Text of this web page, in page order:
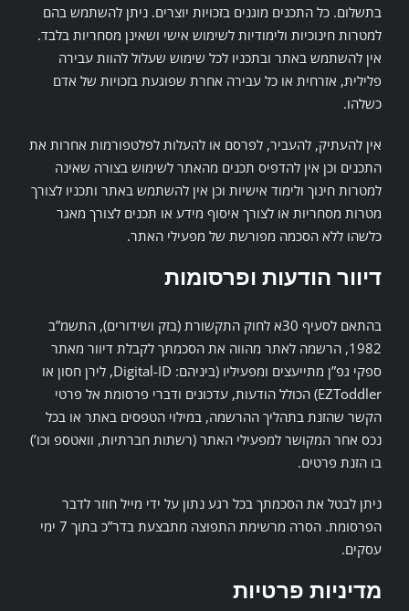
בתשלום. כל התכנים מוגנים בזכויות יוצרים. ניתן להשתמש בהם
למטרות חינוכיות ולימודיות לשימוש אישי ושאינן מסחריות בלבד.
אין להשתמש באתר ובתכניו לכל שימוש שעלול להוות עבירה
פלילית, אזרחית או כל עבירה אחרת שפוגעת בזכויות של אדם
כשלהו.
אין להעתיק, להעביר, לפרסם או להעלות לפלטפורמות אחרות את
התכנים וכן אין להדפיס תכנים מהאתר לשימוש בצורה שאינה
למטרות חינוך ולימוד אישיות וכן אין להשתמש באתר ותכניו לצורך
מטרות מסחריות או לצורך איסוף מידע או תכנים לצורך מאגר
כלשהו ללא הסכמה מפורשת של מפעילי האתר.
דיוור הודעות ופרסומות
בהתאם לסעיף 30א לחוק התקשורת (בזק ושידורים), התשמ”ב
1982, הרשמה לאתר מהווה את הסכמתך לקבלת דיוור מאתר
ספקי גפ”ן מתייעצים ומפעיליו (ביניהם: Digital-ID, לירן חסון או
EZToddler) הכולל הודעות, עדכונים ודברי פרסומת אל פרטי
הקשר שהזנת בתהליך ההרשמה, במילוי הטפסים באתר או בכל
נכס אחר המקושר למפעילי האתר (רשתות חברתיות, וואטספ וכו’)
בו הזנת פרטים.
ניתן לבטל את הסכמתך בכל רגע נתון על ידי מייל חוזר לדבר
הפרסומת. הסרה מרשימת התפוצה מתבצעת בדר”כ בתוך 7 ימי
עסקים.
מדיניות פרטיות